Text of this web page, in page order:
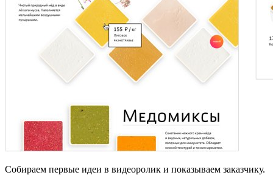
Собираем первые идеи в видеоролик и показываем заказчику.